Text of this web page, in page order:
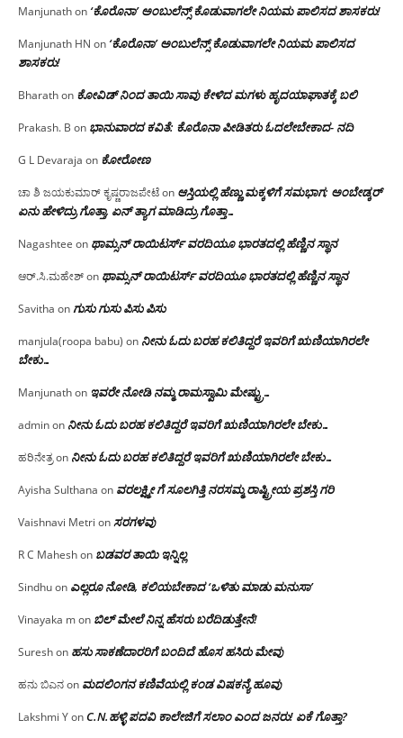
Manjunathon ‘ಕೊರೊನಾ’ ಅಂಬುಲೆನ್ಸ್ ಕೊಡುವಾಗಲೇ ನಿಯಮ ಪಾಲಿಸದ ಶಾಸಕರು!
Manjunath HN on ‘ಕೊರೊನಾ’ ಅಂಬುಲೆನ್ಸ್ ಕೊಡುವಾಗಲೇ ನಿಯಮ ಪಾಲಿಸದ
ಶಾಸಕರು!
Bharathon ಕೋವಿಡ್ ನಿಂದ ತಾಯಿ ಸಾವು ಕೇಳಿದ ಮಗಳು ಹೃದಯಾಘಾತಕ್ಕೆ ಬಲಿ
Prakash. B on ಭಾನುವಾರದ ಕವಿತೆ: ಕೊರೊನಾ ಪೀಡಿತರು ಓದಲೇಬೇಕಾದ- ನದಿ
G L Devaraja on ಕೋರೋಣ
ಚಾ ಶಿ ಜಯಕುಮಾರ್ ಕೃಷ್ಣರಾಜಪೇಟೆon ಆಸ್ತಿಯಲ್ಲಿ ಹೆಣ್ಣು ಮಕ್ಕಳಿಗೆ ಸಮಭಾಗ; ಅಂಬೇಡ್ಕರ್
ಏನು ಹೇಳಿದ್ರು ಗೊತ್ತಾ, ಏನ್ ತ್ಯಾಗ ಮಾಡಿದ್ರು ಗೊತ್ತಾ…
Nagashtee on ಥಾಮ್ಸನ್ ರಾಯಿಟರ್ಸ್ ವರದಿಯೂ ಭಾರತದಲ್ಲಿ ಹೆಣ್ಣಿನ ಸ್ಥಾನ‌
ಆರ್.ಸಿ.ಮಹೇಶ್on ಥಾಮ್ಸನ್ ರಾಯಿಟರ್ಸ್ ವರದಿಯೂ ಭಾರತದಲ್ಲಿ ಹೆಣ್ಣಿನ ಸ್ಥಾನ‌
Savitha onಗುಸು ಗುಸು ಪಿಸು ಪಿಸು
manjula(roopa babu) on ನೀನು ಓದು ಬರಹ ಕಲಿತಿದ್ದರೆ ಇವರಿಗೆ ಋಣಿಯಾಗಿರಲೇ
ಬೇಕು…
Manjunathon ಇವರೇ‌ ನೋಡಿ‌ ನಮ್ಮ‌ ರಾಮಸ್ವಾಮಿ ಮೇಷ್ಟ್ರು…
adminon ನೀನು ಓದು ಬರಹ ಕಲಿತಿದ್ದರೆ ಇವರಿಗೆ ಋಣಿಯಾಗಿರಲೇ ಬೇಕು…
ಹರಿನೇತ್ರon ನೀನು ಓದು ಬರಹ ಕಲಿತಿದ್ದರೆ ಇವರಿಗೆ ಋಣಿಯಾಗಿರಲೇ ಬೇಕು…
Ayisha Sulthana on ವರಲಕ್ಷ್ಮೀ ಗೆ ಸೂಲಗಿತ್ತಿ ನರಸಮ್ಮ‌ ರಾಷ್ಟ್ರೀಯ ಪ್ರಶಸ್ತಿ ಗರಿ
Vaishnavi Metri onಸರಗಳವು
R C Maheshon ಬಡವರ ತಾಯಿ ಇನ್ನಿಲ್ಲ
Sindhuon ಎಲ್ಲರೂ ನೋಡಿ, ಕಲಿಯಬೇಕಾದ ‘ಒಳಿತು ಮಾಡು ಮನುಸಾ’
Vinayaka mon ಬಿಲ್ ಮೇಲೆ ನಿನ್ನ ಹೆಸರು ಬರೆದಿಡುತ್ತೇನೆ!
Sureshon ಹಸು ಸಾಕಣೆದಾರರಿಗೆ ಬಂದಿದೆ ಹೊಸ ಹಸಿರು ಮೇವು
ಹನು ಬಿಎನon ಮದಲಿಂಗನ ಕಣಿವೆಯಲ್ಲಿ ಕಂಡ ವಿಷಕನ್ಯೆ ಹೂವು
Lakshmi YonC.N.ಹಳ್ಳಿ ಪದವಿ ಕಾಲೇಜಿಗೆ ಸಲಾಂ‌ ಎಂದ ಜನರು! ಏಕೆ ಗೊತ್ತಾ?